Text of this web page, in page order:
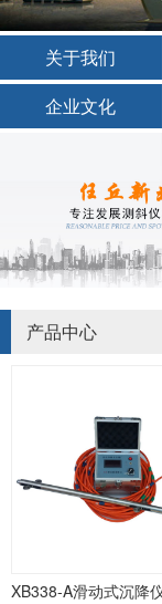
关于我们
企业文化
产品中心